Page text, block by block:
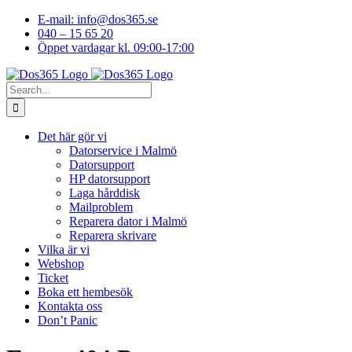
Skip
content
E-mail: info@dos365.se
040 – 15 65 20
Öppet vardagar kl. 09:00-17:00
Facebook
YouTube
LinkedIn
Instagram
Search
for:
Det här gör vi
Datorservice i Malmö
Datorsupport
HP datorsupport
Laga hårddisk
Mailproblem
Reparera dator i Malmö
Reparera skrivare
Vilka är vi
Webshop
Ticket
Boka ett hembesök
Kontakta oss
Don’t Panic